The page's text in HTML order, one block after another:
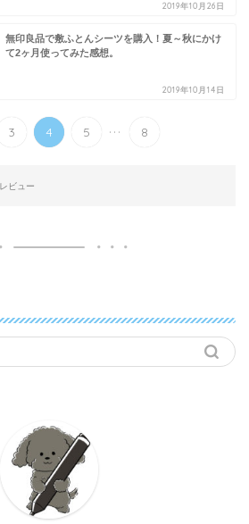
2019年10月26日
無印良品で敷ふとんシーツを購入！夏～秋にかけ
て2ヶ月使ってみた感想。
2019年10月14日
3 4 5 ... 8
レビュー